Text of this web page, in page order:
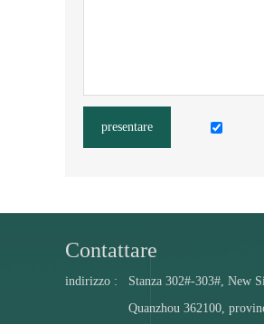
presentare
Contattare
indirizzo :
Stanza 302#-303#, New
Quanzhou 362100,